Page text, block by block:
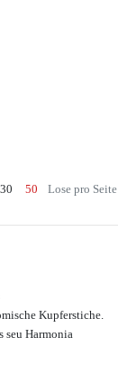
30 50 Lose pro Seite
Kupferstiche.
seu Harmonia